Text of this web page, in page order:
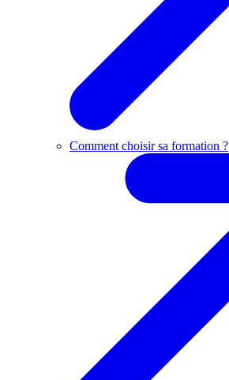
Comment choisir sa formation ?